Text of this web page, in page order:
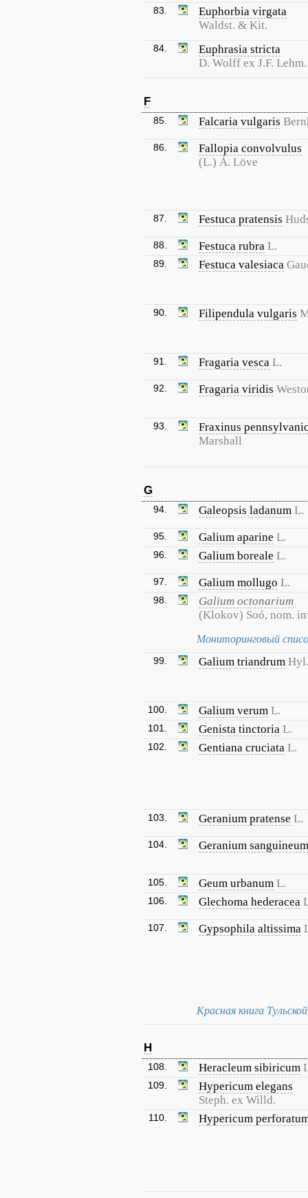
83.
Euphorbia virgata
Waldst. & Kit.
84.
Euphrasia stricta
D. Wolff ex J.F. Lehm.
F
85. Falcaria vulgaris
86.
Fallopia convolvulus
(L.) Á. Löve
87. Festuca pratensis
88. Festuca rubra L.
89. Festuca valesiaca
90. Filipendula vulgaris
91. Fragaria vesca L.
92. Fragaria viridis
93.
Fraxinus
Marshall
G
94. Galeopsis ladanum L.
95. Galium aparine L.
96. Galium boreale L.
97. Galium mollugo L.
98.
Galium octonarium
(Klokov) Soó, nom.
Мониторинговый
99. Galium triandrum Hyl.
100. Galium verum L.
101. Genista tinctoria L.
102. Gentiana cruciata L.
103. Geranium pratense L.
104. Geranium sanguineum
105. Geum urbanum L.
106. Glechoma hederacea
107. Gypsophila altissima
Красная книга
H
108. Heracleum sibiricum
109.
Hypericum elegans
Steph. ex Willd.
110. Hypericum